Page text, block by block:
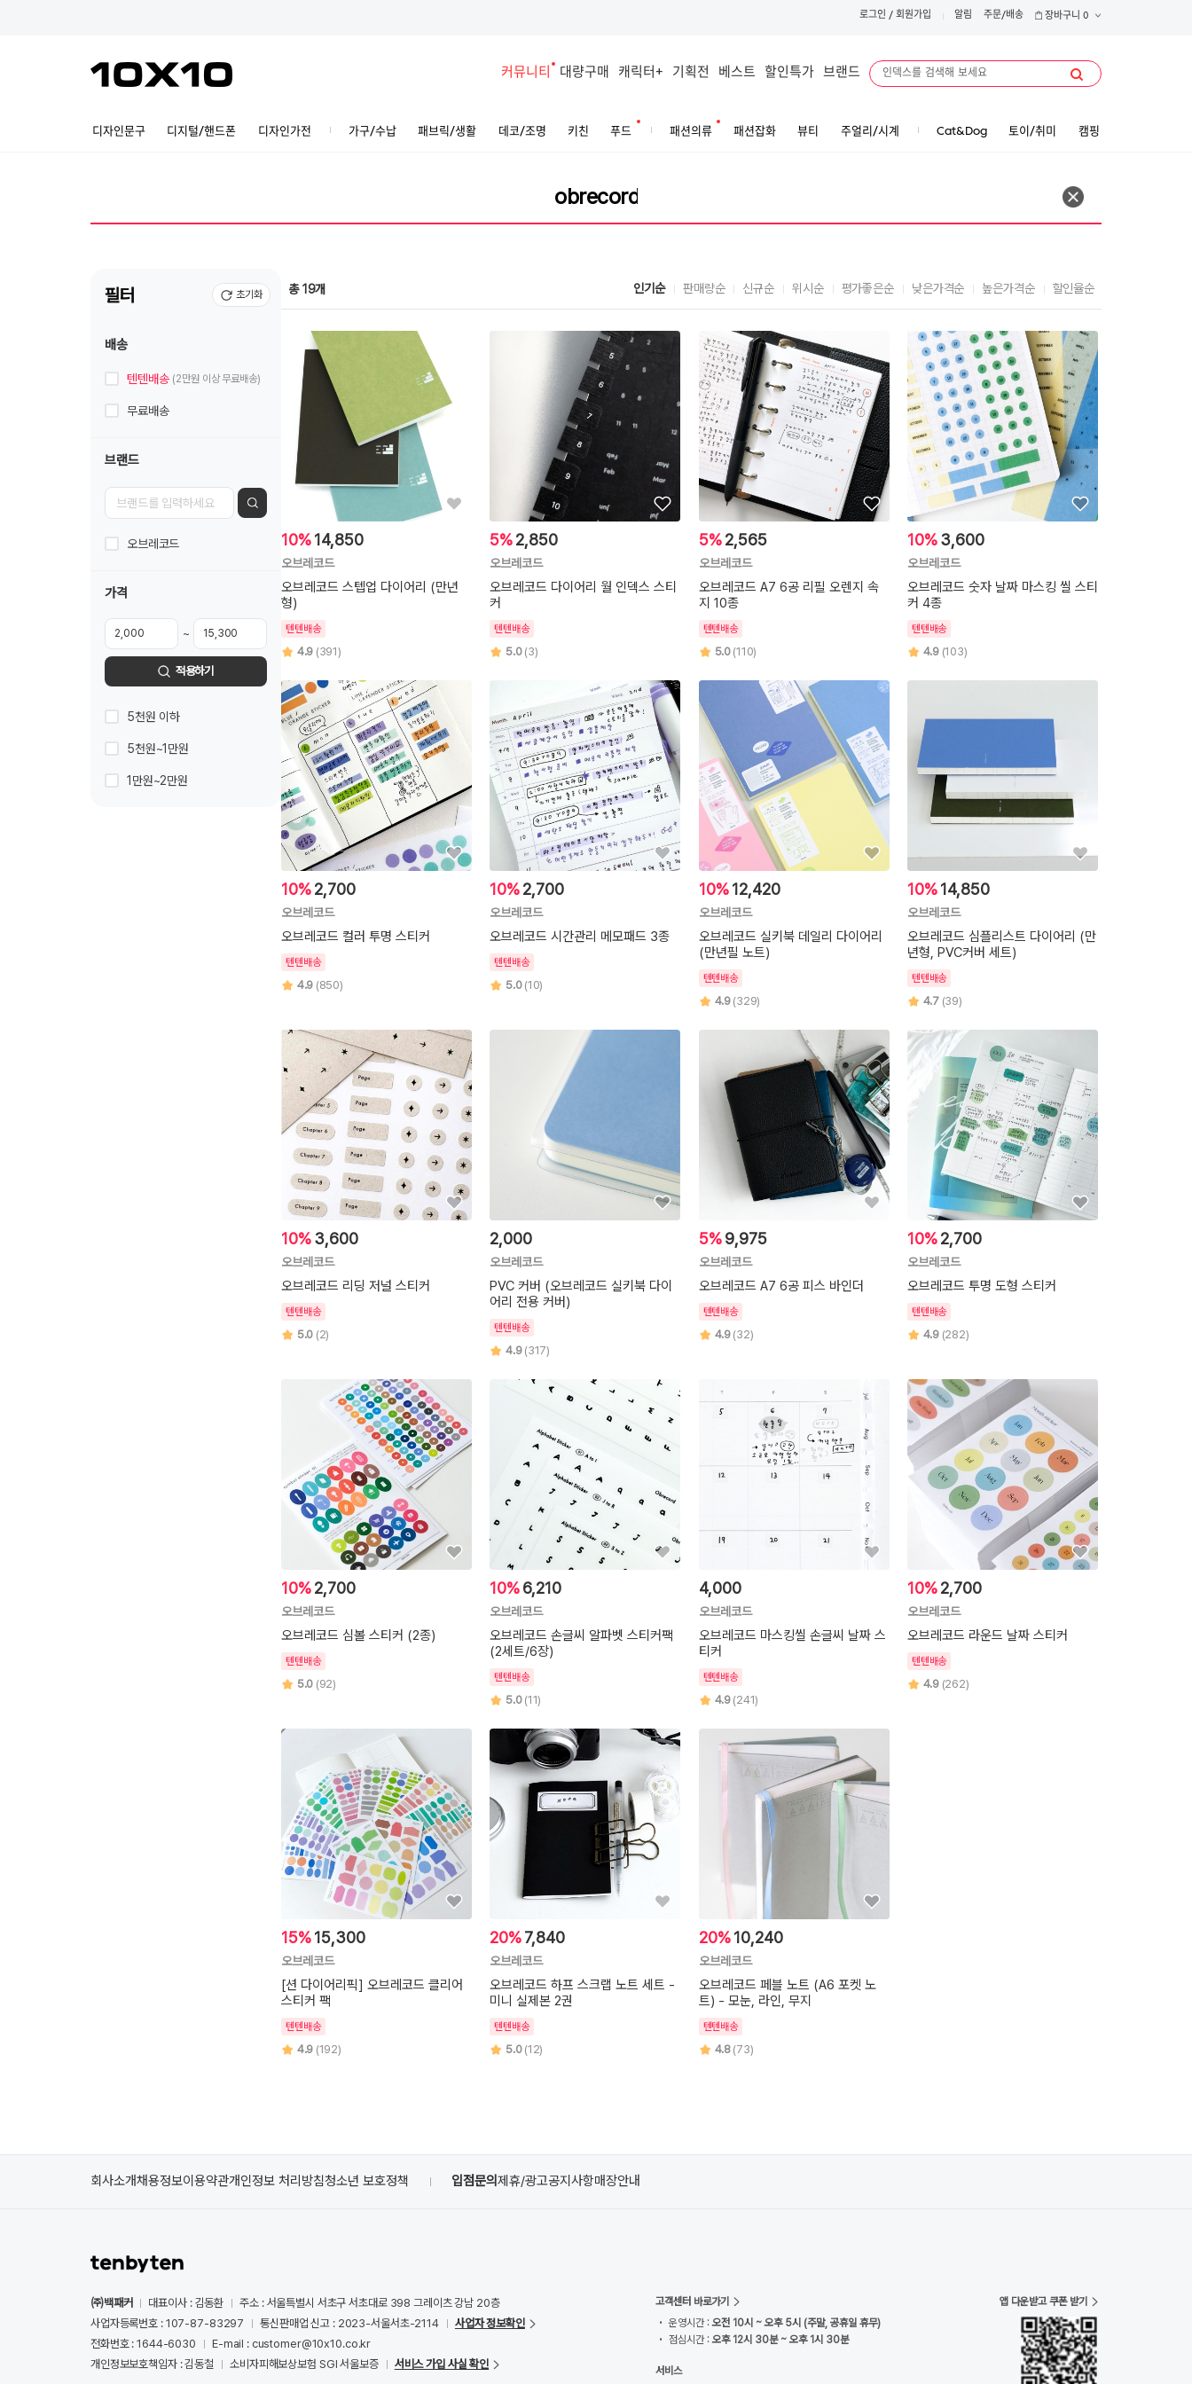
로그인 / 회원가입 알림 주문/배송 장바구니 0
커뮤니티 대량구매 캐릭터+ 기획전 베스트 할인특가 브랜드
디자인문구 디지털/핸드폰 디자인가전 가구/수납 패브릭/생활 데코/조명 키친 푸드 패션의류 패션잡화 뷰티 주얼리/시계 Cat&Dog 토이/취미 캠핑
필터 초기화
배송
텐텐배송 (2만원 이상 무료배송)
무료배송
브랜드
오브레코드
가격
~
적용하기
5천원 이하
5천원~1만원
1만원~2만원
총 19개 인기순 판매량순 신규순 위시순 평가좋은순 낮은가격순 높은가격순 할인율순
10%14,850
오브레코드
오브레코드 스텝업 다이어리 (만년
형)
텐텐배송
4.9 (391)
5%2,850
오브레코드
오브레코드 다이어리 월 인덱스 스티
커
텐텐배송
5.0 (3)
5% 2,565
오브레코드
오브레코드 A7 6공 리필 오렌지 속
지 10종
텐텐배송
5.0 (110)
10% 3,600
오브레코드
오브레코드 숫자 날짜 마스킹 씰 스티
커 4종
텐텐배송
4.9 (103)
10%2,700
오브레코드
오브레코드 컬러 투명 스티커
텐텐배송
4.9 (850)
10%2,700
오브레코드
오브레코드 시간관리 메모패드 3종
텐텐배송
5.0 (10)
10% 12,420
오브레코드
오브레코드 실키북 데일리 다이어리
(만년필 노트)
텐텐배송
4.9 (329)
10% 14,850
오브레코드
오브레코드 심플리스트 다이어리 (만
년형, PVC커버 세트)
텐텐배송
4.7 (39)
10%3,600
오브레코드
오브레코드 리딩 저널 스티커
텐텐배송
5.0 (2)
2,000
오브레코드
PVC 커버 (오브레코드 실키북 다이
어리 전용 커버)
텐텐배송
4.9 (317)
5% 9,975
오브레코드
오브레코드 A7 6공 피스 바인더
텐텐배송
4.9 (32)
10% 2,700
오브레코드
오브레코드 투명 도형 스티커
텐텐배송
4.9 (282)
10%2,700
오브레코드
오브레코드 심볼 스티커 (2종)
텐텐배송
5.0 (92)
10%6,210
오브레코드
오브레코드 손글씨 알파벳 스티커팩
(2세트/6장)
텐텐배송
5.0 (11)
4,000
오브레코드
오브레코드 마스킹씰 손글씨 날짜 스
티커
텐텐배송
4.9 (241)
10% 2,700
오브레코드
오브레코드 라운드 날짜 스티커
텐텐배송
4.9 (262)
15%15,300
오브레코드
[션 다이어리픽] 오브레코드 클리어
스티커 팩
텐텐배송
4.9 (192)
20%7,840
오브레코드
오브레코드 하프 스크랩 노트 세트 -
미니 실제본 2권
텐텐배송
5.0 (12)
20% 10,240
오브레코드
오브레코드 페블 노트 (A6 포켓 노
트) - 모눈, 라인, 무지
텐텐배송
4.8 (73)
회사소개채용정보이용약관개인정보 처리방침청소년 보호정책 입점문의제휴/광고공지사항매장안내
㈜백패커 대표이사 : 김동환
주소 : 서울특별시 서초구 서초대로 398 그레이츠 강남 20층
사업자등록번호 : 107-87-83297
통신판매업 신고 : 2023-서울서초-2114
사업자 정보확인
전화번호 : 1644-6030
E-mail : customer@10x10.co.kr
개인정보보호책임자 : 김동철
소비자피해보상보험 SGI 서울보증 서비스 가입 사실 확인
고객센터 바로가기
• 운영시간 :오전 10시 ~ 오후 5시 (주말, 공휴일 휴무)
• 점심시간 :오후 12시 30분 ~ 오후 1시 30분
서비스
앱 다운받고 쿠폰 받기